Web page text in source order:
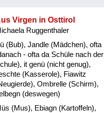
Virgen in Osttirol
Ruggenthaler
(Bub), Jandle (Mädchen), ofta
- ofta da Schüle nach der
it genü (nicht genug),
(Kasserole), Fiawitz
Ombrelle (Schirm),
(deswegen)
(Mus), Ebiagn (Kartoffeln),